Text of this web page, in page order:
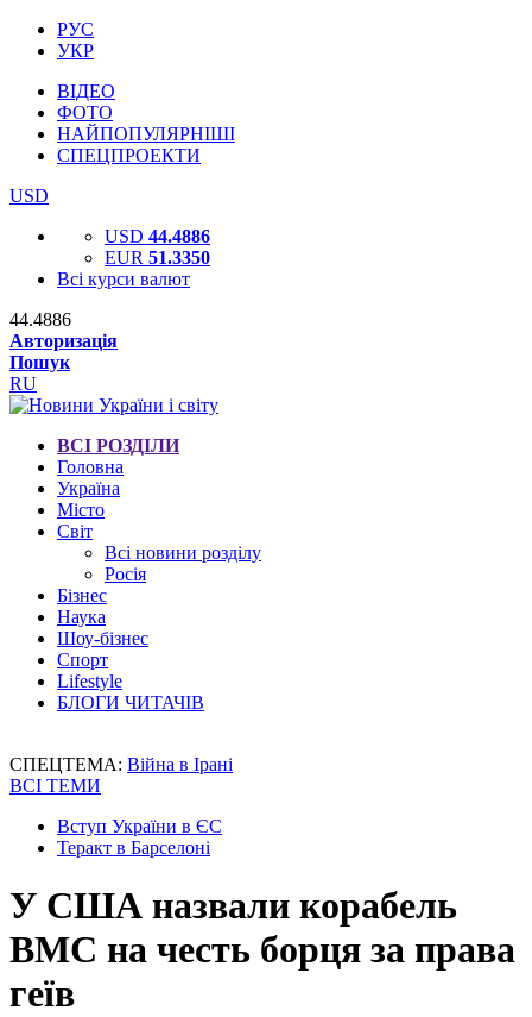
РУС
УКР
ВІДЕО
ФОТО
НАЙПОПУЛЯРНІШІ
СПЕЦПРОЕКТИ
USD
USD 44.4886
EUR 51.3350
Всі курси валют
44.4886
Авторизація
Пошук
RU
ВСІ РОЗДІЛИ
Головна
Україна
Місто
Світ
Всі новини розділу
Росія
Бізнес
Наука
Шоу-бізнес
Спорт
Lifestyle
БЛОГИ ЧИТАЧІВ
СПЕЦТЕМА: Війна в Ірані
ВСІ ТЕМИ
Вступ України в ЄС
Теракт в Барселоні
У США назвали корабель
ВМС на честь борця за права
геїв